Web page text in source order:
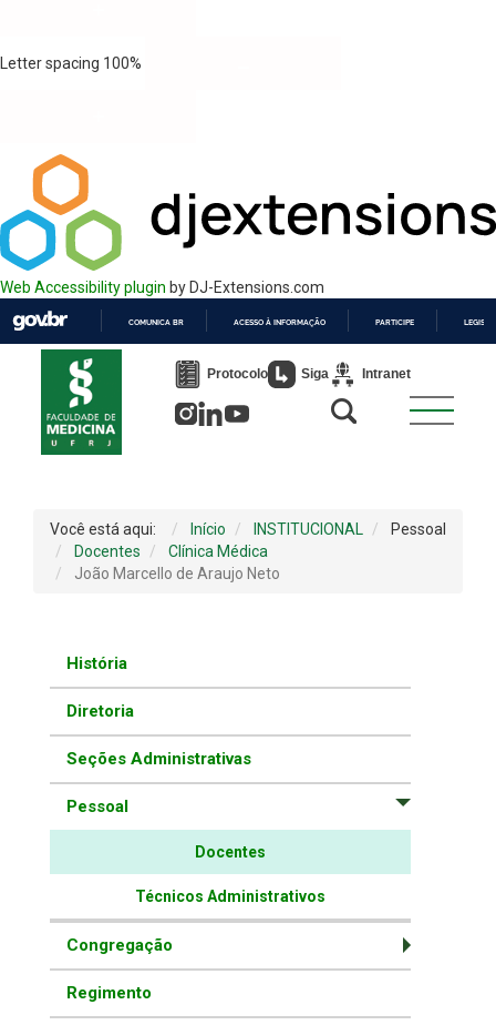
Letter spacing 100%
Web Accessibility plugin by DJ-Extensions.com
PARA
COMUNICA BR ACESSO À INFORMAÇÃO PARTICIPE
Protocolo Siga Intranet
Você está aqui: Início INSTITUCIONAL
Pessoal
Docentes
Clínica Médica
João Marcello de Araujo Neto
História
Diretoria
Seções Administrativas
Pessoal
Docentes
Técnicos Administrativos
Congregação
Regimento